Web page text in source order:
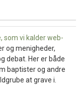
som vi kalder web-
og menigheder,
debat. Her er både
baptister og andre
at grave i.